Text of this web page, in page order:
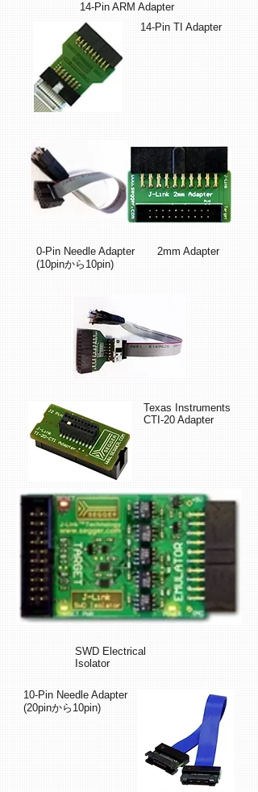
14-Pin ARM Adapter
14-Pin TI Adapter
0-Pin Needle Adapter
(10pinから10pin)
2mm Adapter
Texas Instruments
CTI-20 Adapter
SWD Electrical
Isolator
10-Pin Needle Adapter
(20pinから10pin)